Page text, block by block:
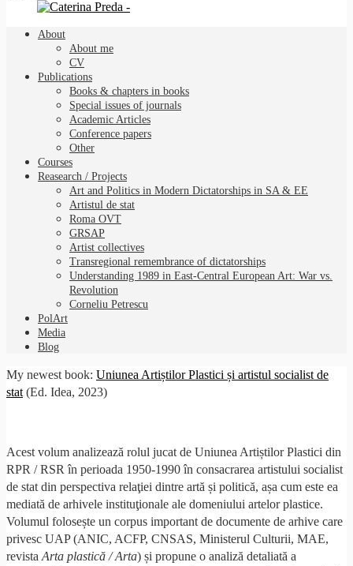
About
About me
CV
Publications
Books & chapters in books
Special issues of journals
Academic Articles
Conference papers
Other
Courses
Reasearch / Projects
Art and Politics in Modern Dictatorships in SA & EE
Artistul de stat
Roma OVT
GRSAP
Artist collectives
Transregional remembrance of dictatorships
Understanding 1989 in East-Central European Art: War vs.
Revolution
Corneliu Petrescu
PolArt
Media
Blog
My newest book: Uniunea Artiștilor Plastici și artistul socialist de
stat (Ed. Idea, 2023)
Acest volum analizează rolul jucat de Uniunea Artiștilor Plastici din
RPR / RSR în perioada 1950-1990 în consacrarea artistului socialist
de stat din perspectiva relaţiei dintre artă și politică, așa cum este ea
mediată de arhivele instituţionale ale domeniului artelor plastice.
Volumul folosește un corpus important de documente de arhive care
privesc UAP (ANIC, ACFP, CNSAS, Ministerul Culturii, MAE,
revista Arta plastică / Arta) și propune o analiză detaliată a